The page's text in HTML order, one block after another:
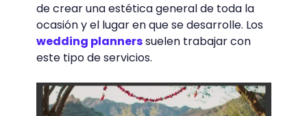
En ellos trabajan diseñadores florales que
harán que tus flores luzcan espectaculares,
te asesorarán con elstylingy con lo que
mejor vaya con el tema de tu evento según
la época del año y las flores que estén
disponibles para la temporada.